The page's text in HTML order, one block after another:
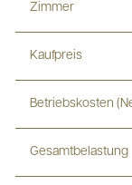
Zimmer
Kaufpreis
Betriebskosten
Gesamtbelastung